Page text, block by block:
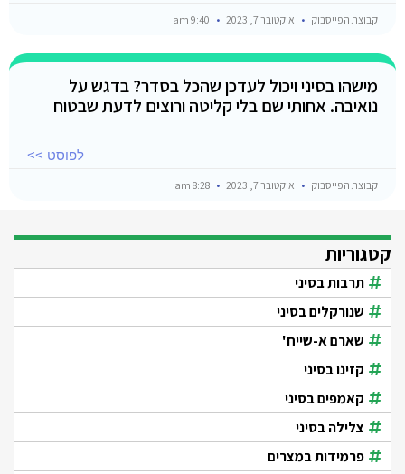
קבוצת הפייסבוק אוקטובר 7, 2023
מישהו בסיני ויכול לעדכן שהכל בסדר? בדגש על
נואיבה. אחותי שם בלי קליטה ורוצים לדעת שבטוח
לפוסט >>
קבוצת הפייסבוק אוקטובר 7, 2023
קטגוריות
תרבות בסיני
שנורקלים בסיני
שארם א-שייח'
קזינו בסיני
קאמפים בסיני
צלילה בסיני
פרמידות במצרים